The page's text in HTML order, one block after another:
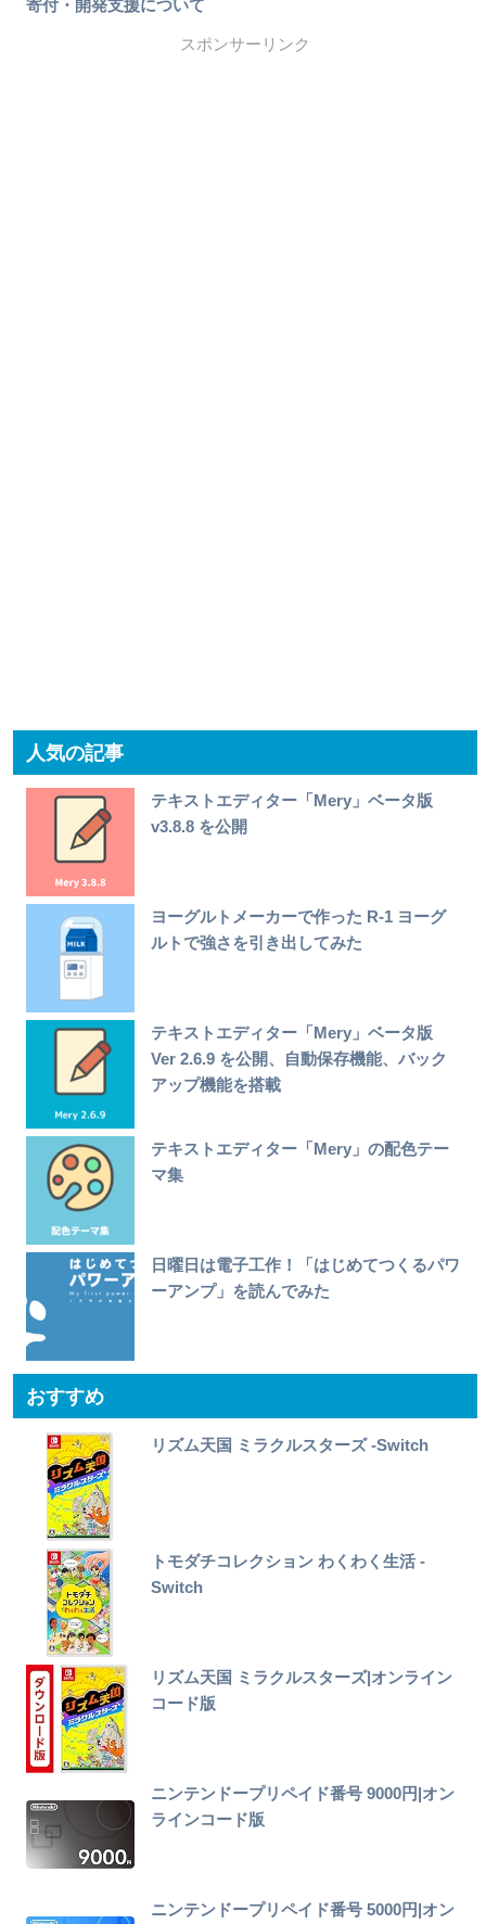
寄付・開発支援について
スポンサーリンク
人気の記事
テキストエディター「Mery」ベータ版
v3.8.8 を公開
ヨーグルトメーカーで作った R-1 ヨーグ
ルトで強さを引き出してみた
テキストエディター「Mery」ベータ版
Ver 2.6.9 を公開、自動保存機能、バック
アップ機能を搭載
テキストエディター「Mery」の配色テー
マ集
日曜日は電子工作！「はじめてつくるパワ
ーアンプ」を読んでみた
おすすめ
リズム天国 ミラクルスターズ -Switch
トモダチコレクション わくわく生活 -
Switch
リズム天国 ミラクルスターズ|オンライン
コード版
ニンテンドープリペイド番号 9000円|オン
ラインコード版
ニンテンドープリペイド番号 5000円|オン